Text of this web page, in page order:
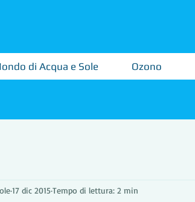
di Acqua e Sole Ozono
17 dic 2015Tempo di lettura: 2 min